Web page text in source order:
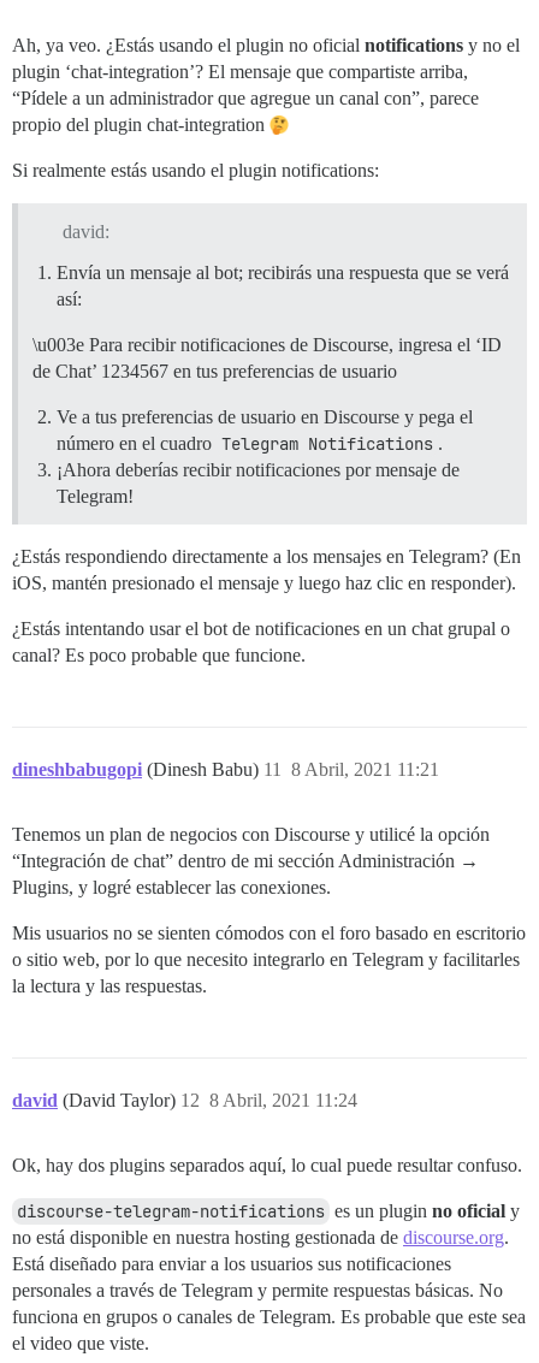
Ah, ya veo. ¿Estás usando el plugin no oficial notifications y no el
plugin ‘chat-integration’? El mensaje que compartiste arriba,
“Pídele a un administrador que agregue un canal con”, parece
propio del plugin chat-integration
Si realmente estás usando el plugin notifications:
david:
Envía un mensaje al bot; recibirás una respuesta que se verá
así:
\u003e Para recibir notificaciones de Discourse, ingresa el ‘ID
de Chat’ 1234567 en tus preferencias de usuario
Ve a tus preferencias de usuario en Discourse y pega el
número en el cuadro Telegram Notifications .
¡Ahora deberías recibir notificaciones por mensaje de
Telegram!
¿Estás respondiendo directamente a los mensajes en Telegram? (En
iOS, mantén presionado el mensaje y luego haz clic en responder).
¿Estás intentando usar el bot de notificaciones en un chat grupal o
canal? Es poco probable que funcione.
dineshbabugopi (Dinesh Babu) 8 Abril, 2021 11:21
11
Tenemos un plan de negocios con Discourse y utilicé la opción
“Integración de chat” dentro de mi sección Administración →
Plugins, y logré establecer las conexiones.
Mis usuarios no se sienten cómodos con el foro basado en escritorio
o sitio web, por lo que necesito integrarlo en Telegram y facilitarles
la lectura y las respuestas.
david (David Taylor) 8 Abril, 2021 11:24
12
Ok, hay dos plugins separados aquí, lo cual puede resultar confuso.
discourse-telegram-notifications es un plugin no oficial y
no está disponible en nuestra hosting gestionada de discourse.org.
Está diseñado para enviar a los usuarios sus notificaciones
personales a través de Telegram y permite respuestas básicas. No
funciona en grupos o canales de Telegram. Es probable que este sea
el video que viste.